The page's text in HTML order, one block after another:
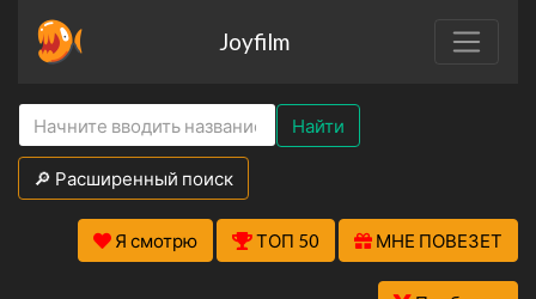
Joyfilm
Найти
🔎 Расширенный поиск
Я смотрю ТОП 50 МНЕ ПОВЕЗЕТ